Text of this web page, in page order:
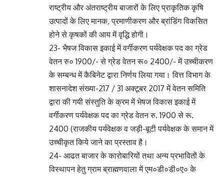
राष्ट्रीय और अंतराष्ट्रीय बाजारों के लिए प्राकृतिक कृषि
उत्पादों के लिए मानक, प्रमाणीकरण और ब्रांडिंग विकसित
होने से कृषकों की आय में वृद्धि होगी।
23- भैषज विकास इकाई में वर्गीकरण पर्यवेक्षक पद का ग्रेड
वेतन रु० 1900/- से ग्रेड वेतन रू० 2400/- में उच्चीकरण
के सम्बन्ध में कैबिनेट द्वारा निर्णय लिया गया। वित्त विभाग के
शासनादेश संख्या-217 / 31 अक्टूबर 2017 में वेतन समिति
द्वारा की गयी संस्तुति के क्रम में भेषज विकास इकाई में
वर्गीकरण पर्यवेक्षक पद का ग्रेड वेतन रु. 1900 से रू.
2400 (राजकीय पर्यवेक्षक व जड़ी-बूटी पर्यवेक्षक के समान में
उच्चीकृत किये जाने का प्रस्ताव है।
24- आढत बाजार के कारोबारियों तथा अन्य प्रभावितों के
विस्थापन हेतु ग्राम ब्राह्मणवाला में एम०डी०डी०ए० के